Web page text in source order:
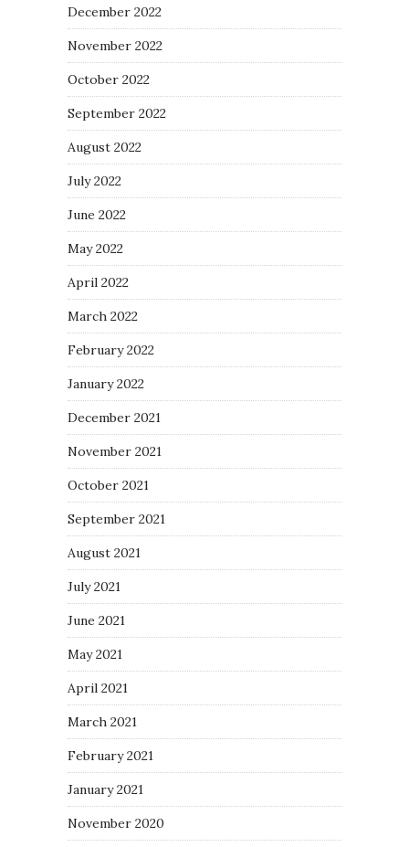
December 2022
November 2022
October 2022
September 2022
August 2022
July 2022
June 2022
May 2022
April 2022
March 2022
February 2022
January 2022
December 2021
November 2021
October 2021
September 2021
August 2021
July 2021
June 2021
May 2021
April 2021
March 2021
February 2021
January 2021
November 2020